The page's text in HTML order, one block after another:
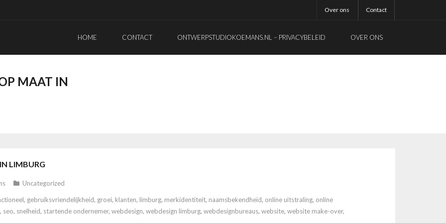
Over ons Contact
HOME CONTACT ONTWERPSTUDIOKOEMANS.NL – PRIVACYBELEID OVER ONS
MAAT IN
LIMBURG
Uncategorized
, gebruiksvriendelijkheid, groei, klanten, limburg, merkidentiteit, naamsbekendheid, online uitstraling, online
, seo, snelheid, startende ondernemer, webdesign, webdesign limburg, webdesignbureaus, website, website make-over,